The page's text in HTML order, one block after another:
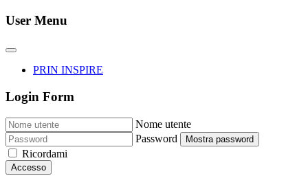
User Menu
PRIN INSPIRE
Login Form
Nome utente
Password
Mostra password
Ricordami
Accesso